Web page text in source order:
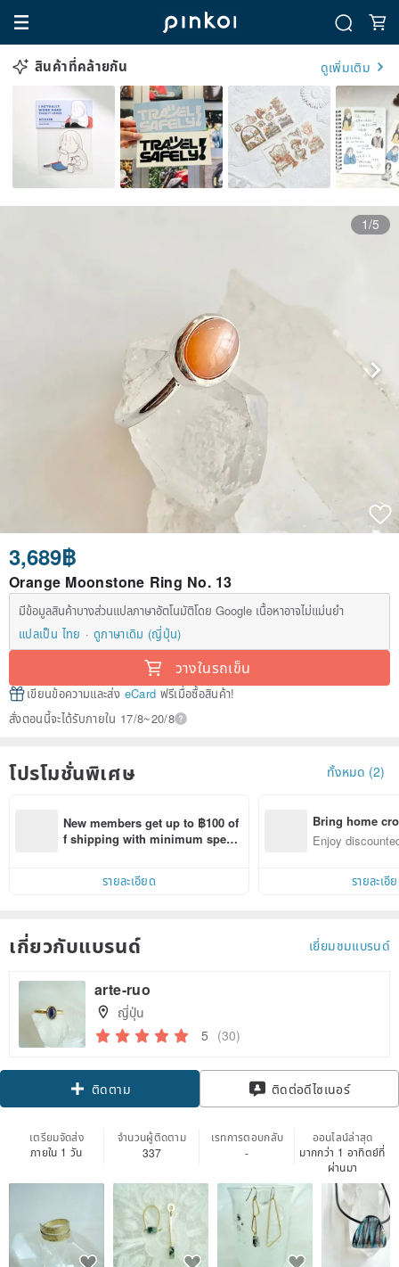
สินค้าที่คล้ายกัน ดูเพิ่มเติม
1/5
3,689฿
Orange Moonstone Ring No. 13
มีข้อมูลสินค้าบางส่วนแปลภาษาอัตโนมัติโดย Google เนื้อหาอาจไม่แม่นยำ
แปลเป็น ไทย
ดูภาษาเดิม (ญี่ปุ่น)
วางในรถเข็น
เขียนข้อความและส่ง eCard ฟรีเมื่อซื้อสินค้า!
สั่งตอนนี้จะได้รับภายใน 17/8~20/8
โปรโมชั่นพิเศษ ทั้งหมด (2)
New members get up to ฿100 of
f shipping with minimum spen
รายละเอียด
Bring home
n with ease
Enjoy
รายละเอี
เกี่ยวกับแบรนด์ เยี่ยมชมแบรนด์
arte-ruo
ญี่ปุ่น
5 (30)
ติดตาม ติดต่อดีไซเนอร์
เตรียมจัดส่ง
ภายใน 1 วัน
จำนวนผู้ติดตาม
337
เรทการตอบกลับ
-
ออนไลน์ล่าสุด
มากกว่า 1 อาทิตย์ที่
ผ่านมา